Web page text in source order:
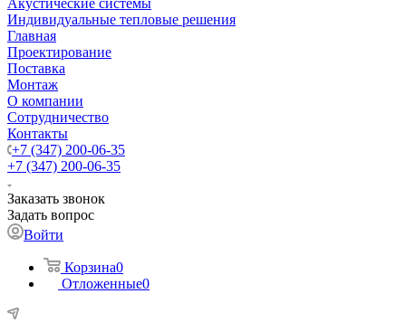
Акустические системы
Индивидуальные тепловые решения
Главная
Проектирование
Поставка
Монтаж
О компании
Сотрудничество
Контакты
+7 (347) 200-06-35
+7 (347) 200-06-35
Заказать звонок
Задать вопрос
Войти
Корзина0
Отложенные0